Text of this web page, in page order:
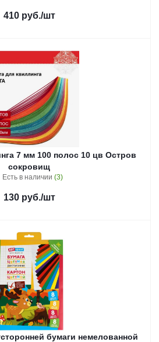
410руб./шт
7 мм 100 полос 10 цв Остров
сокровищ
Есть в наличии (3)
130руб./шт
бумаги немелованной